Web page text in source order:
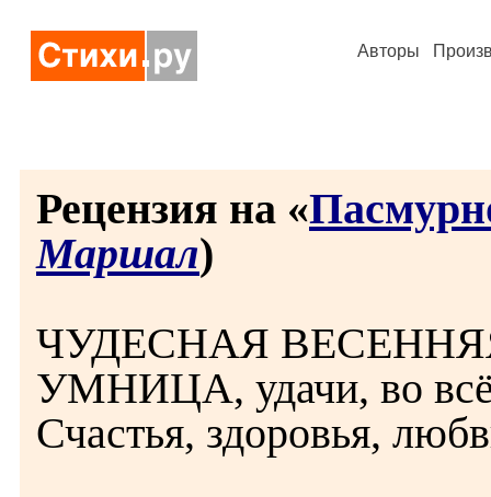
Авторы
Рецензия на «
Маршал)
ЧУДЕСНАЯ
УМНИЦА, удачи, во
Счастья, здоровья,